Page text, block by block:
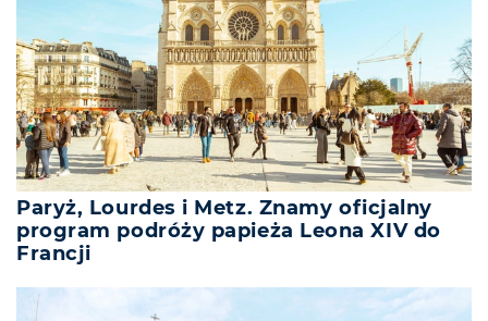
Paryż, Lourdes i Metz. Znamy oficjalny
program podróży papieża Leona XIV do
Francji